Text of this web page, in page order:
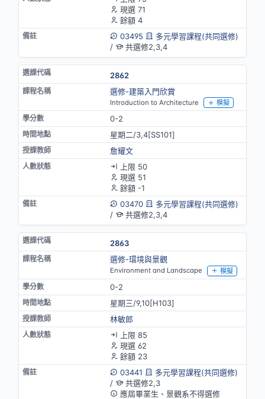
現選 71
餘額 4
03495
多元學習課程(共同選修)
/
共選修2,3,4
2862
選修-建築入門欣賞
Introduction to Architecture 模擬
0-2
星期二/3,4[SS101]
詹耀文
上限 50
現選 51
餘額 -1
03470
多元學習課程(共同選修)
/
共選修2,3,4
2863
選修-環境與景觀
Environment and Landscape 模擬
0-2
星期三/9,10[H103]
林敏郎
上限 85
現選 62
餘額 23
03441
多元學習課程(共同選修)
/
共選修2,3
應屆畢業生、景觀系不得選修